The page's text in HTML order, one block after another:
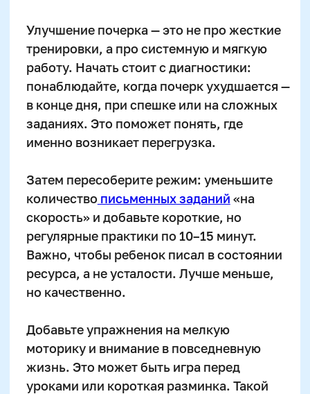
Оставить заявку
Скорочтение
Математика
Красивый почерк
Написание сочинений
Русский язык
Нейрокурс
Отзывы
Лицензия на образование
Программы